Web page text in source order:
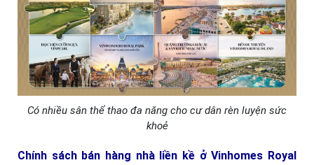
Có nhiều sân thể thao đa năng cho cư dân rèn luyện sức
khoẻ
Chính sách bán hàng nhà liền kề ở Vinhomes Royal